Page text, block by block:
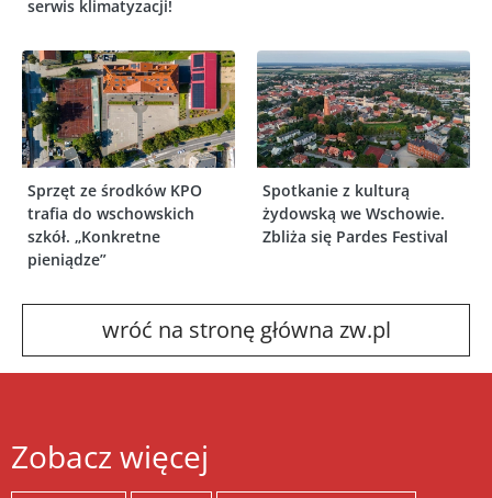
serwis klimatyzacji!
Sprzęt ze środków KPO
trafia do wschowskich
szkół. „Konkretne
pieniądze”
Spotkanie z kulturą
żydowską we Wschowie.
Zbliża się Pardes Festival
wróć na stronę główna zw.pl
Zobacz więcej